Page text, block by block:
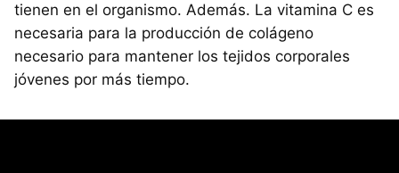
tienen en el organismo. Además. La vitamina C es
necesaria para la producción de colágeno
necesario para mantener los tejidos corporales
jóvenes por más tiempo.